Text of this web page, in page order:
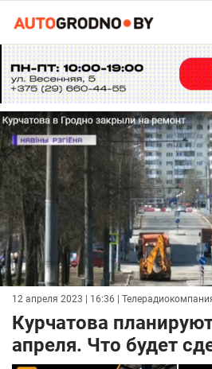
12 апреля 2023 | 16:36 |
Курчатова
апреля. Что будет